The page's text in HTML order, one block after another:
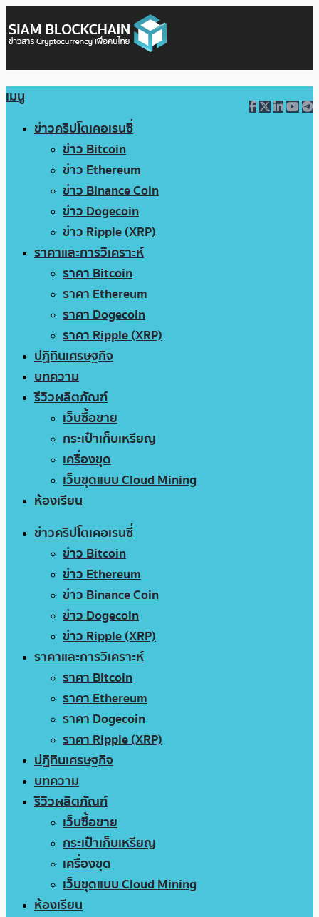
เมนู
ข่าวคริปโตเคอเรนซี่
ข่าว Bitcoin
ข่าว Ethereum
ข่าว Binance Coin
ข่าว Dogecoin
ข่าว Ripple (XRP)
ราคาและการวิเคราะห์
ราคา Bitcoin
ราคา Ethereum
ราคา Dogecoin
ราคา Ripple (XRP)
ปฏิทินเศรษฐกิจ
บทความ
รีวิวผลิตภัณฑ์
เว็บซื้อขาย
กระเป๋าเก็บเหรียญ
เครื่องขุด
เว็บขุดแบบ Cloud Mining
ห้องเรียน
ข่าวคริปโตเคอเรนซี่
ข่าว Bitcoin
ข่าว Ethereum
ข่าว Binance Coin
ข่าว Dogecoin
ข่าว Ripple (XRP)
ราคาและการวิเคราะห์
ราคา Bitcoin
ราคา Ethereum
ราคา Dogecoin
ราคา Ripple (XRP)
ปฏิทินเศรษฐกิจ
บทความ
รีวิวผลิตภัณฑ์
เว็บซื้อขาย
กระเป๋าเก็บเหรียญ
เครื่องขุด
เว็บขุดแบบ Cloud Mining
ห้องเรียน